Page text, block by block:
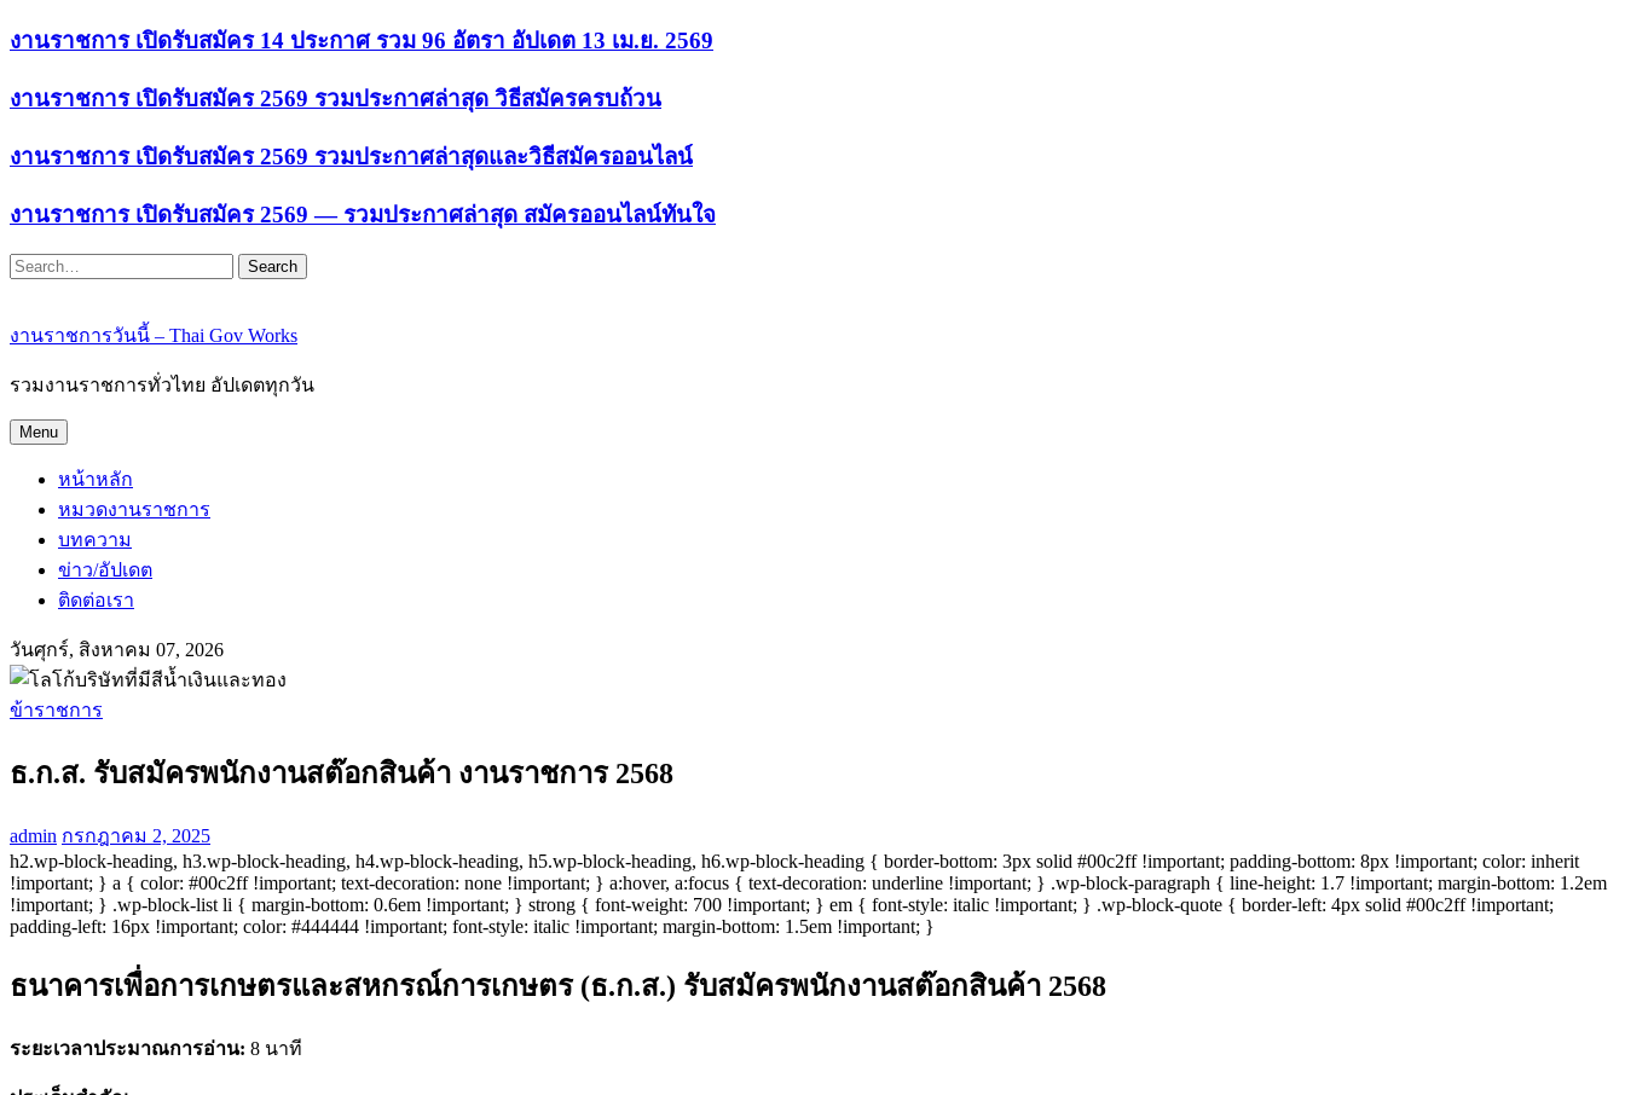
งานราชการ เปิดรับสมัคร 14 ประกาศ รวม 96 อัตรา อัปเดต 13 เม.ย. 2569
งานราชการ เปิดรับสมัคร 2569 รวมประกาศล่าสุด วิธีสมัครครบถ้วน
งานราชการ เปิดรับสมัคร 2569 รวมประกาศล่าสุดและวิธีสมัครออนไลน์
งานราชการ เปิดรับสมัคร 2569 — รวมประกาศล่าสุด สมัครออนไลน์ทันใจ
Search
งานราชการวันนี้ – Thai Gov Works
รวมงานราชการทั่วไทย อัปเดตทุกวัน
Menu
หน้าหลัก
หมวดงานราชการ
บทความ
ข่าว/อัปเดต
ติดต่อเรา
วันศุกร์, สิงหาคม 07, 2026
ข้าราชการ
ธ.ก.ส. รับสมัครพนักงานสต๊อกสินค้า งานราชการ 2568
admin กรกฎาคม 2, 2025
h2.wp-block-heading, h3.wp-block-heading, h4.wp-block-heading, h5.wp-block-heading, h6.wp-block-heading { border-bottom: 3px solid #00c2ff !important; padding-bottom: 8px !important; color: inherit
!important; } a { color: #00c2ff !important; text-decoration: none !important; } a:hover, a:focus { text-decoration: underline !important; } .wp-block-paragraph { line-height: 1.7 !important; margin-bottom: 1.2em
!important; } .wp-block-list li { margin-bottom: 0.6em !important; } strong { font-weight: 700 !important; } em { font-style: italic !important; } .wp-block-quote { border-left: 4px solid #00c2ff !important;
padding-left: 16px !important; color: #444444 !important; font-style: italic !important; margin-bottom: 1.5em !important; }
ธนาคารเพื่อการเกษตรและสหกรณ์การเกษตร (ธ.ก.ส.) รับสมัครพนักงานสต๊อกสินค้า 2568
ระยะเวลาประมาณการอ่าน: 8 นาที